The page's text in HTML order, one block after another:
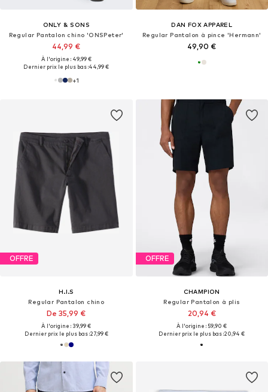
ONLY & SONS
Regular Pantalon chino 'ONSPeter'
44,99 €
À l'origine : 49,99 €
Dernier prix le plus bas :44,99 €
+1
DAN FOX APPAREL
Regular Pantalon à pince 'Hermann'
49,90 €
OFFRE
H.I.S
Regular Pantalon chino
De 35,99 €
À l'origine : 39,99 €
Dernier prix le plus bas :27,99 €
OFFRE
CHAMPION
Regular Pantalon à plis
20,94 €
À l'origine : 59,90 €
Dernier prix le plus bas :20,94 €